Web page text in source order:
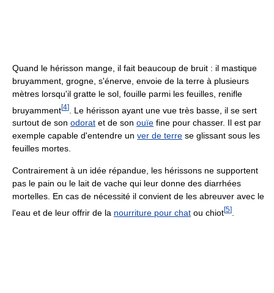
Quand le hérisson mange, il fait beaucoup de bruit : il mastique
bruyamment, grogne, s'énerve, envoie de la terre à plusieurs
mètres lorsqu'il gratte le sol, fouille parmi les feuilles, renifle
bruyamment[4]
. Le hérisson ayant une vue très basse, il se sert
surtout de son odorat et de son ouïe fine pour chasser. Il est par
exemple capable d'entendre un ver de terre se glissant sous les
feuilles mortes.
Contrairement à un idée répandue, les hérissons ne supportent
pas le pain ou le lait de vache qui leur donne des diarrhées
mortelles. En cas de nécessité il convient de les abreuver avec le
l'eau et de leur offrir de la nourriture pour chat ou chiot[5]